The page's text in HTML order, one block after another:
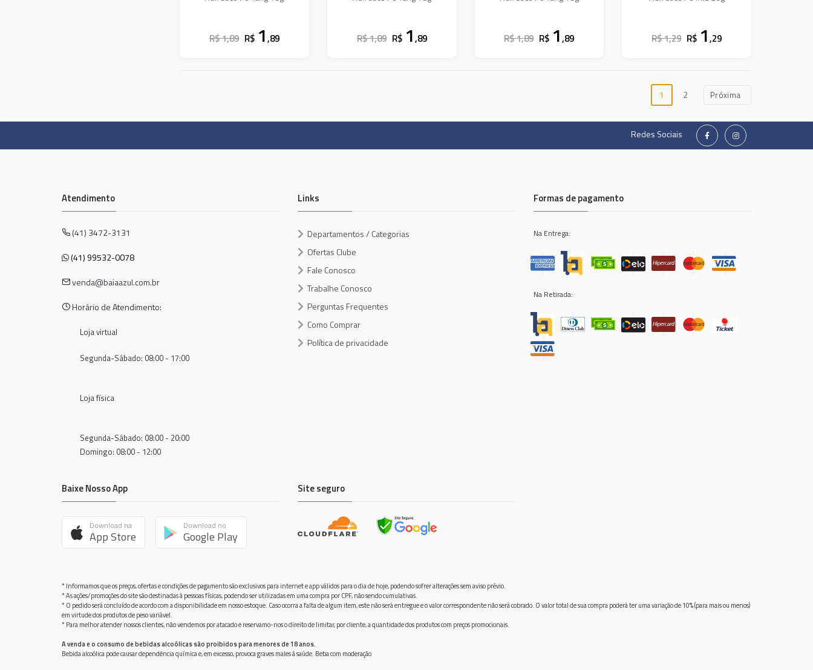
R$ 1,89 R$ 1,89 R$ 1,89 R$ 1,89 R$ 1,89 R$ 1,89 R$ 1,29 R$ 1,29
1 2 Próxima
Redes Sociais
Atendimento
(41) 3472-3131
(41) 99532-0078
venda@baiaazul.com.br
Horário de Atendimento:
Loja virtual
Segunda-Sábado: 08:00 - 17:00
Loja física
Segunda-Sábado: 08:00 - 20:00
Domingo: 08:00 - 12:00
Links
Departamentos / Categorias
Ofertas Clube
Fale Conosco
Trabalhe Conosco
Perguntas Frequentes
Como Comprar
Política de privacidade
Formas de pagamento
Na Entrega:
Na Retirada:
Baixe Nosso App
Download na
App Store
Download no
Google Play
Site seguro
* Informamos que os preços, ofertas e condições de pagamento são exclusivos para internet e app válidos para o dia de hoje, podendo sofrer alterações sem aviso prévio.
* As ações/promoções do site são destinadas à pessoas físicas, podendo ser utilizadas em uma compra por CPF, não sendo cumulativas.
* O pedido será concluído de acordo com a disponibilidade em nosso estoque. Caso ocorra a falta de algum item, este não será entregue e o valor correspondente não será cobrado. O valor total de sua compra poderá ter uma variação de 10% (para mais ou menos)
em virtude dos produtos de peso variável.
* Para melhor atender nossos clientes, não vendemos por atacado e reservamo-nos o direito de limitar, por cliente, a quantidade dos produtos com preços promocionais.
A venda e o consumo de bebidas alcoólicas são proibidos para menores de 18 anos.
Bebida alcoólica pode causar dependência química e, em excesso, provoca graves males à saúde. Beba com moderação